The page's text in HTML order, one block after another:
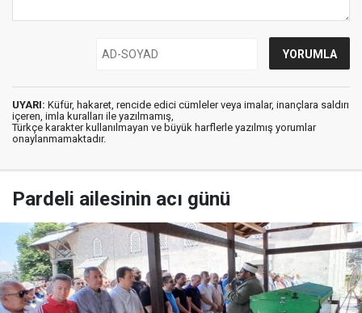
UYARI: Küfür, hakaret, rencide edici cümleler veya imalar, inançlara saldırı
içeren, imla kuralları ile yazılmamış,
Türkçe karakter kullanılmayan ve büyük harflerle yazılmış yorumlar
onaylanmamaktadır.
Pardeli ailesinin acı günü